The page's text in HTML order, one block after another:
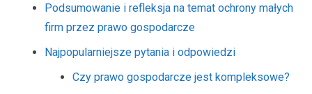
Podsumowanie i refleksja na temat ochrony małych
firm przez prawo gospodarcze
Najpopularniejsze pytania i odpowiedzi
Czy prawo gospodarcze jest kompleksowe?